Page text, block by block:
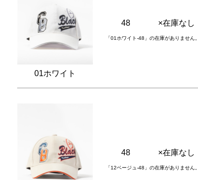
01ホワイト
48 ×在庫なし
「01ホワイト-48」の在庫がありません。
48 ×在庫なし
「12ベージュ-48」の在庫がありません。